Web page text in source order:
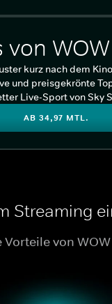
von WOW
kurz nach dem
und preisgekrönte
Live-Sport von Sky
AB 34,97 MTL.
Streaming
Vorteile von